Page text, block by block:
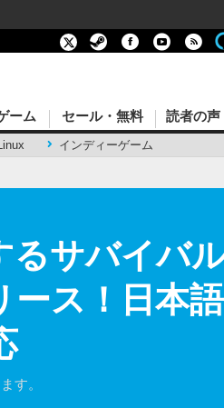
インディーゲーム
ーム セール・無料 読者の声
るサバイバ
ース！日本
す。